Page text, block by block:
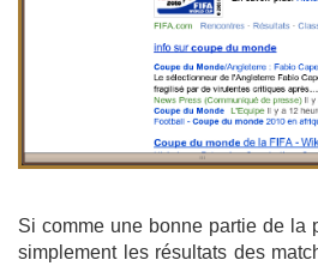
Si comme une bonne partie de la
simplement les résultats des